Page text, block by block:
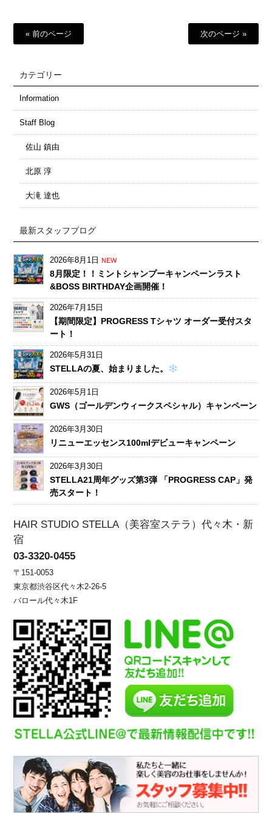
« 前のページ 次のページ »
カテゴリー
Information
Staff Blog
佐山 鎮由
北原 淳
大滝 達也
最新スタッフブログ
2026年8月1日 NEW
8月限定！！ミントシャンプーキャンペーンラスト
&BOSS BIRTHDAY企画開催！
2026年7月15日
【期間限定】PROGRESS Tシャツ オーダー受付スタ
ート！
2026年5月31日
STELLAの夏、始まりました。
2026年5月1日
GWS（ゴールデンウィークスペシャル）キャンペーン
2026年3月30日
リニューエッセンス100mlデビューキャンペーン
2026年3月30日
STELLA21周年グッズ第3弾 「PROGRESS CAP」発
売スタート！
HAIR STUDIO STELLA（美容室ステラ）代々木・新
宿
03-3320-0455
〒151-0053
東京都渋谷区代々木2-26-5
バロール代々木1F